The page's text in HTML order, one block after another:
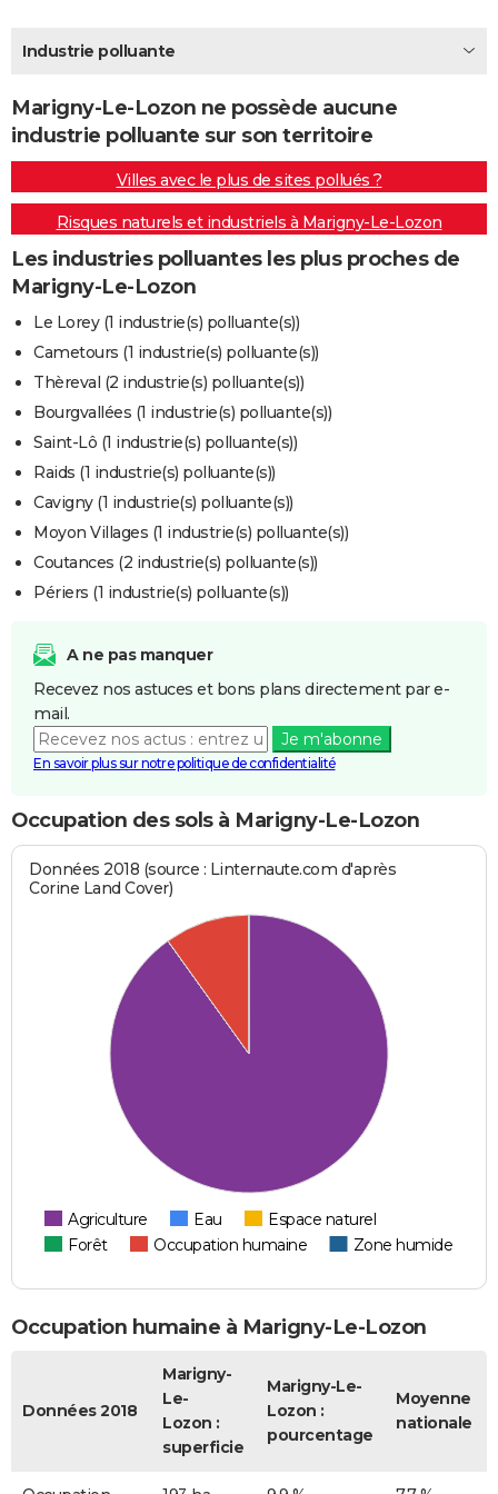
BONS PLANS
CARTE DE VOEUX
Carte de Noël
Carte Bonne année
Carte Saint-Valentin
Carte Pâques
Carte d'anniversaire
DICTIONNAIRE
Dictionnaire
Biographies
Citations
Expressions
Proverbes
PROGRAMME TV
COPAINS D'AVANT
Se connecter
Entreprises
Service militaire
Avis de recherche
AVIS DE DÉCÈS
FORUM
Bricolage
Television
Industrie polluante
Marigny-Le-Lozon ne possède aucune
industrie polluante sur son territoire
Villes avec le plus de sites pollués ?
Risques naturels et industriels à Marigny-Le-Lozon
Les industries polluantes les plus proches de
Marigny-Le-Lozon
Le Lorey (1 industrie(s) polluante(s))
Cametours (1 industrie(s) polluante(s))
Thèreval (2 industrie(s) polluante(s))
Bourgvallées (1 industrie(s) polluante(s))
Saint-Lô (1 industrie(s) polluante(s))
Raids (1 industrie(s) polluante(s))
Cavigny (1 industrie(s) polluante(s))
Moyon Villages (1 industrie(s) polluante(s))
Coutances (2 industrie(s) polluante(s))
Périers (1 industrie(s) polluante(s))
A ne pas manquer
Recevez nos astuces et bons plans directement par e-
mail.
Je m'abonne
En savoir plus sur notre politique de confidentialité
Occupation des sols à Marigny-Le-Lozon
Données 2018 (source : Linternaute.com d'après
Corine Land Cover)
Agriculture Eau
Espace naturel
Forêt
Occupation humaine Zone humide
Occupation humaine à Marigny-Le-Lozon
Données 2018
Marigny-
Le-
Lozon :
superficie
Marigny-Le-
Lozon :
pourcentage
Moyenne
nationale